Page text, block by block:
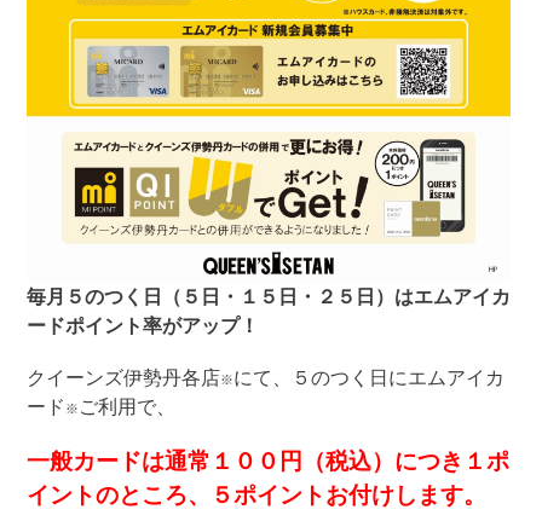
毎月５のつく日（５日・１５日・２５日）はエムアイカ
ードポイント率がアップ！
クイーンズ伊勢丹各店※にて、５のつく日にエムアイカ
ード ※ ご利用で、
一般カードは通常１００円（税込）につき１ポ
イントのところ、５ポイントお付けします。